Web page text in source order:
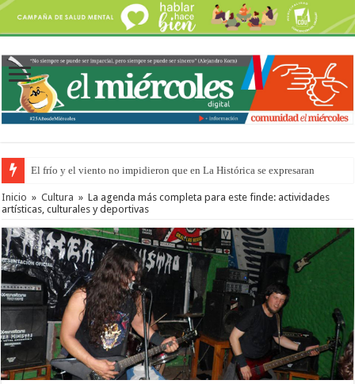
OSER: Frigerio aseguró que mejoraron el servicio, redujeron el déficit en
Inicio » Cultura » La agenda más completa para este finde: actividades
artísticas, culturales y deportivas